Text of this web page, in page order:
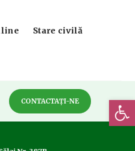
Stare civilă
CONTACTAȚI-NE